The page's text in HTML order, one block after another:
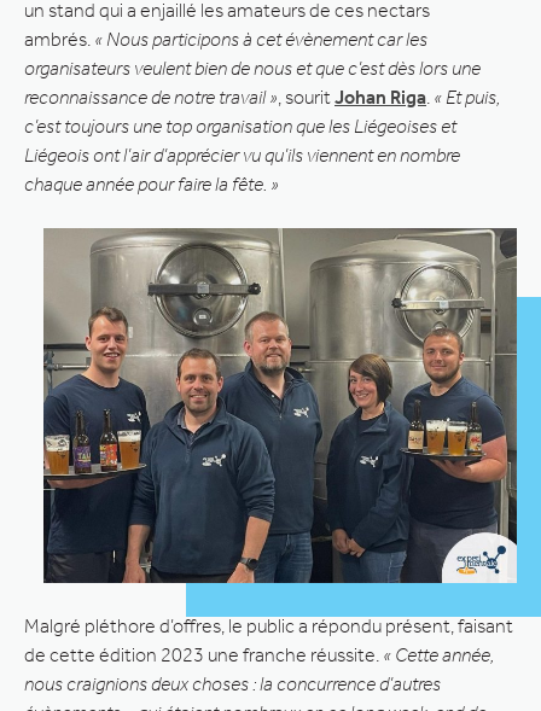
un stand qui a enjaillé les amateurs de ces nectars
ambrés. « Nous participons à cet évènement car les
organisateurs veulent bien de nous et que c’est dès lors une
reconnaissance de notre travail » , souritJohan Riga « Et puis,
c’est toujours une top organisation que les Liégeoises et
Liégeois ont l’air d’apprécier vu qu’ils viennent en nombre
chaque année pour faire la fête. »
Malgré pléthore d’offres, le public a répondu présent, faisant
de cette édition 2023 une franche réussite. « Cette année,
nous craignions deux choses : la concurrence d’autres